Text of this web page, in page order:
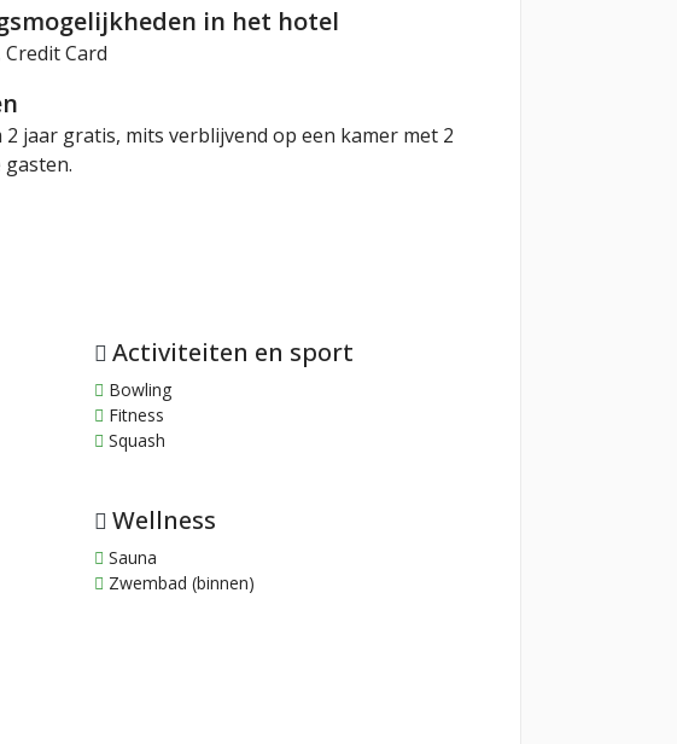
in het hotel
Card
jaar gratis, mits verblijvend op een kamer met 2
Activiteiten en sport
Bowling
Fitness
Squash
Wellness
Sauna
Zwembad (binnen)